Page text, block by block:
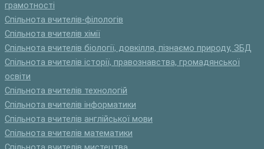
грамотності
Спільнота вчителів-філологів
Спільнота вчителів хімії
Спільнота вчителів біології, довкілля, пізнаємо природу, ЗБД
Спільнота вчителів історії, правознавства, громадянської
освіти
Спільнота вчителів технологій
Спільнота вчителів інформатики
Спільнота вчителів англійської мови
Спільнота вчителів математики